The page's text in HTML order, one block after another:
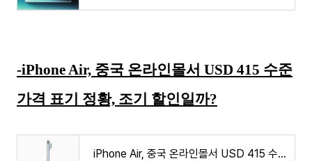
-iPhone Air, 중국 온라인몰서 USD 415 수준
가격 표기 정황, 조기 할인일까?
iPhone Air, 중국 온라인몰서 USD 415 수준 가격 표기 정황, 조기 할인일까?